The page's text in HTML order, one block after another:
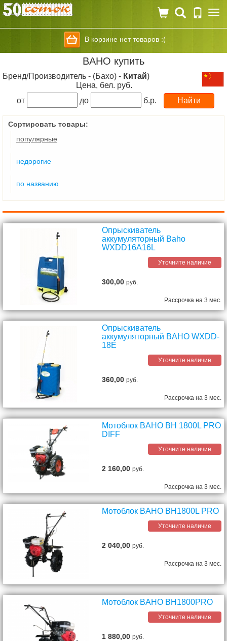
В корзине нет товаров :(
BAHO купить
Бренд/Производитель - (Бахо) - Китай)
Цена, бел. руб.
от
до б.р.
Сортировать товары:
популярные
недорогие
по названию
Опрыскиватель
аккумуляторный Baho
WXDD16A16L
Уточните наличие
300,00руб.
Рассрочка на 3 мес.
Опрыскиватель
аккумуляторный BAHO WXDD-
18E
Уточните наличие
360,00руб.
Рассрочка на 3 мес.
Мотоблок BAHO BH 1800L PRO
DIFF
Уточните наличие
2 160,00руб.
Рассрочка на 3 мес.
Мотоблок BAHO BH1800L PRO
Уточните наличие
2 040,00руб.
Рассрочка на 3 мес.
Мотоблок BAHO BH1800PRO
Уточните наличие
1 880,00руб.